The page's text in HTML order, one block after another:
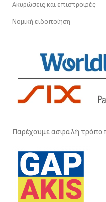
Ακυρώσεις και επιστροφές
Νομική ειδοποίηση
Παρέχουμε ασφαλή τρόπο